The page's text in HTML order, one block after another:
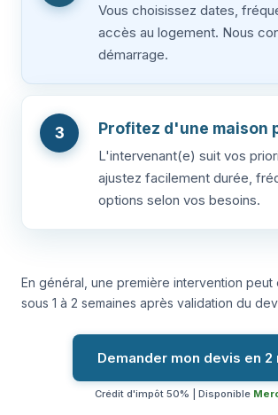
Vous choisissez dates,
accès au logement. Nous
démarrage.
3 Profitez d'une maison
L'intervenant(e) suit vos
ajustez facilement durée,
options selon vos besoins.
En général, une première intervention peut
sous 1 à 2 semaines après validation du
Demander mon devis en 2
Crédit d'impôt 50% | Disponible